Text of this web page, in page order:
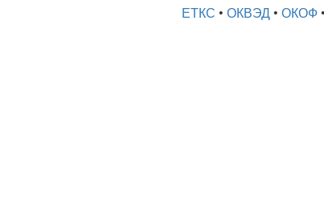
ЕТКС • ОКВЭД• ОКОФ•